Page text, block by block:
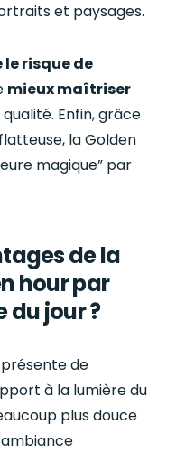
et paysages.
risque de
mieux maîtriser
Enfin, grâce
la Golden
magique” par
de la
hour par
du jour ?
de
à la lumière du
plus douce